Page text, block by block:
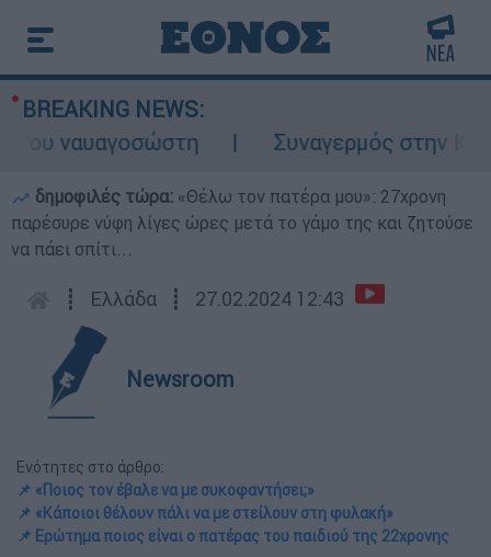
BREAKING NEWS:
ναυαγοσώστη
Συναγερμός στην
δημοφιλές τώρα: «Θέλω τον πατέρα μου»: 27χρονη
παρέσυρε νύφη λίγες ώρες μετά το γάμο της και ζητούσε
να πάει σπίτι...
┋ Ελλάδα ┋ 27.02.2024 12:43
Newsroom
Ενότητες στο άρθρο:
📌 «Ποιος τον έβαλε να με συκοφαντήσει;»
📌 «Κάποιοι θέλουν πάλι να με στείλουν στη φυλακή»
📌 Ερώτημα ποιος είναι ο πατέρας του παιδιού της 22χρονης